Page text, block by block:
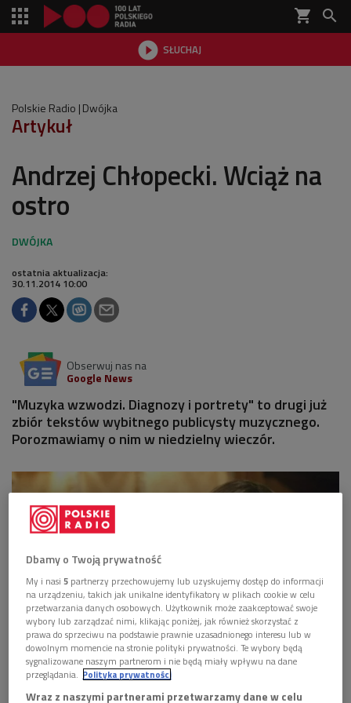
shopping_cart 
 SŁUCHAJ

Polskie Radio Dwójka
Artykuł
Andrzej Chłopecki. Wciąż na
ostro
ostatnia aktualizacja:
30.11.2014 10:00
Obserwuj nas na
Google News
"Muzyka wzwodzi. Diagnozy i portrety" to drugi już
zbiór tekstów wybitnego publicysty muzycznego.
Porozmawiamy o nim w niedzielny wieczór.
Andrzej Chłopecki - związany z Programem 2 Polskiego Radia - był wybitnym
publicystą, "samotnym wilkiem" polskiej krytyki muzycznej
Bebel/zbiory Archiwum Polskiego Radia.
Dbamy o Twoją prywatność
My i nasi 5 partnerzy przechowujemy lub uzyskujemy dostęp do informacji
na urządzeniu, takich jak unikalne identyfikatory w plikach cookie w celu
przetwarzania danych osobowych. Użytkownik może zaakceptować swoje
wybory lub zarządzać nimi, klikając poniżej, jak również skorzystać z
prawa do sprzeciwu na podstawie prawnie uzasadnionego interesu lub w
dowolnym momencie na stronie polityki prywatności. Te wybory będą
sygnalizowane naszym partnerom i nie będą miały wpływu na dane
przeglądania.
Polityka prywatności
Wraz z naszymi partnerami przetwarzamy dane w celu